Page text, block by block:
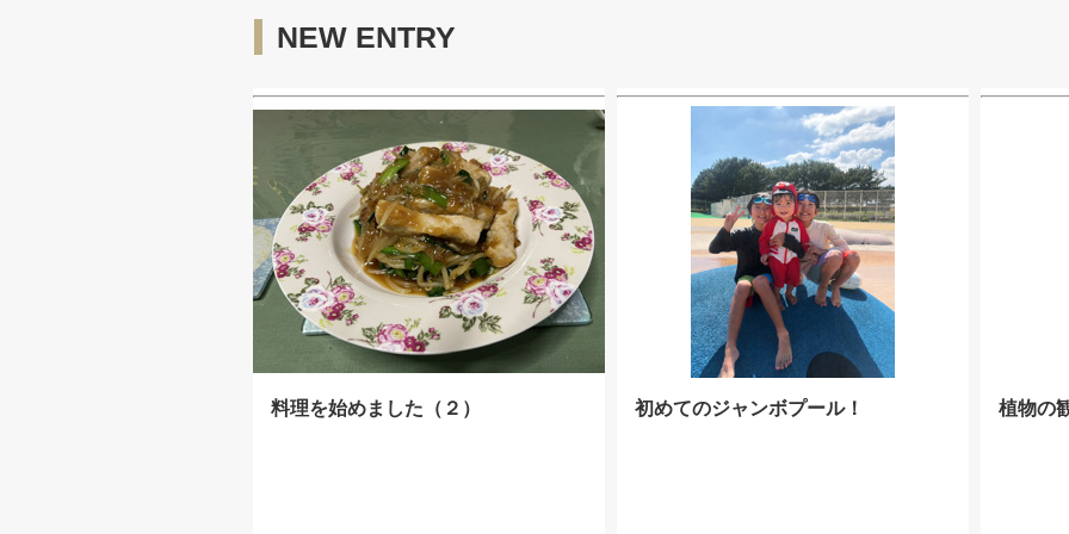
NEW ENTRY
料理を始めました（２） 初めてのジャンボプール！ 植物の